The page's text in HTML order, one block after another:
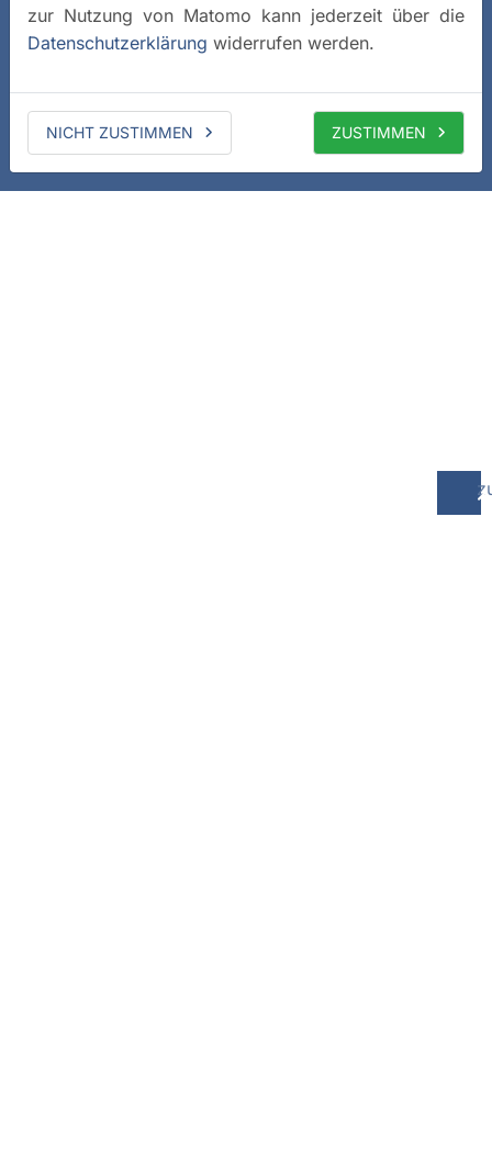
zur Nutzung von Matomo kann jederzeit über die
Datenschutzerklärung widerrufen werden.
NICHT ZUSTIMMEN ZUSTIMMEN